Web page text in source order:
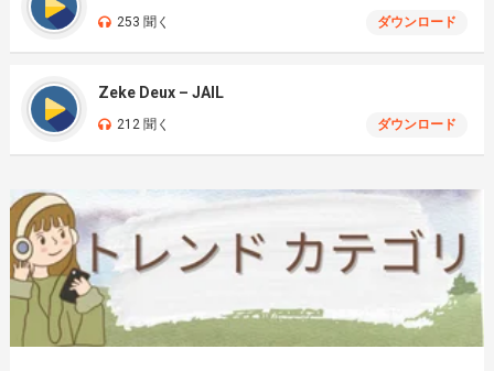
253 聞く ダウンロード
Zeke Deux – JAIL
212 聞く ダウンロード